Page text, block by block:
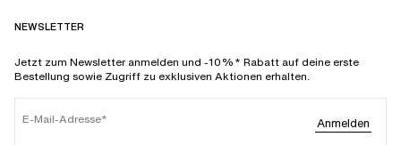
NEWSLETTER
Jetzt zum Newsletter anmelden und -10%* Rabatt auf deine erste
Bestellung sowie Zugriff zu exklusiven Aktionen erhalten.
E-Mail-Adresse Anmelden